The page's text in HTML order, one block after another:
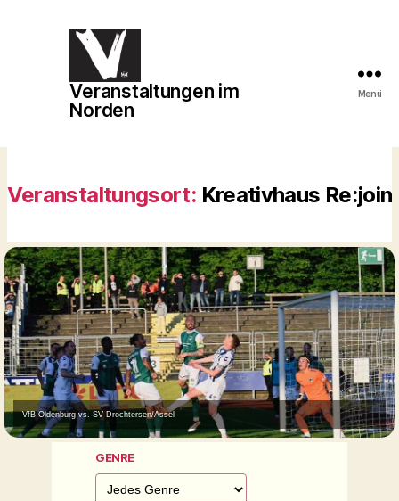
Veranstaltungen
im
Veranstaltungen im
Norden
Menü
Veranstaltungsort: Kreativhaus Re:join
VfB Oldenburg vs. SV Drochtersen/Assel
GENRE